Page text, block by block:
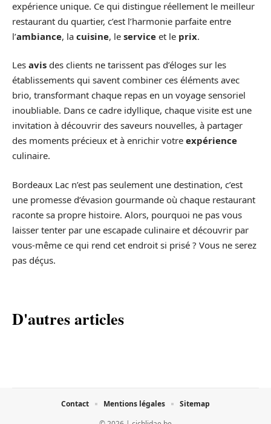
expérience unique. Ce qui distingue réellement le meilleur
restaurant du quartier, c’est l’harmonie parfaite entre
l’ambiance, la cuisine, le service et le prix.
Les avis des clients ne tarissent pas d’éloges sur les
établissements qui savent combiner ces éléments avec
brio, transformant chaque repas en un voyage sensoriel
inoubliable. Dans ce cadre idyllique, chaque visite est une
invitation à découvrir des saveurs nouvelles, à partager
des moments précieux et à enrichir votre expérience
culinaire.
Bordeaux Lac n’est pas seulement une destination, c’est
une promesse d’évasion gourmande où chaque restaurant
raconte sa propre histoire. Alors, pourquoi ne pas vous
laisser tenter par une escapade culinaire et découvrir par
vous-même ce qui rend cet endroit si prisé ? Vous ne serez
pas déçus.
D'autres articles
Contact Mentions légales Sitemap